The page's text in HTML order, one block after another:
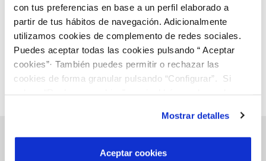
con tus preferencias en base a un perfil elaborado a
partir de tus hábitos de navegación. Adicionalmente
utilizamos cookies de complemento de redes sociales.
Puedes aceptar todas las cookies pulsando “ Aceptar
cookies”· También puedes permitir o rechazar las
cookies de forma granular pulsando “Configurar”. Si
son indispensables para que el sitio web funcione y que
por tanto no se pueden desactivar. Puedes consultar
más información en nuestraPolítica de Cookies
Mostrar detalles
Aceptar cookies
Página 48 de 112
Anterior Siguiente